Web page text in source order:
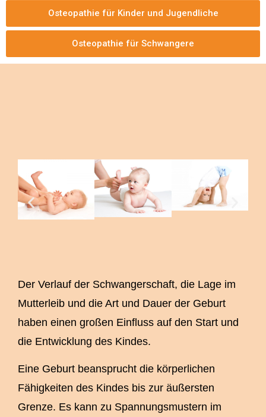
Osteopathie für Kinder und Jugendliche
Osteopathie für Schwangere
Der Verlauf der Schwangerschaft, die Lage im
Mutterleib und die Art und Dauer der Geburt
haben einen großen Einfluss auf den Start und
die Entwicklung des Kindes.
Eine Geburt beansprucht die körperlichen
Fähigkeiten des Kindes bis zur äußersten
Grenze. Es kann zu Spannungsmustern im